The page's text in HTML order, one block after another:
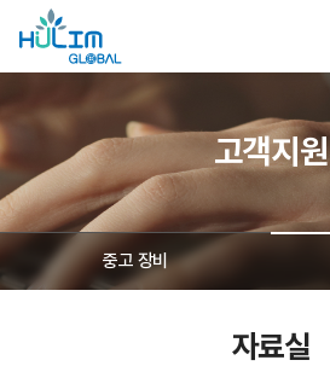
고객지원
중고 장비
자료실